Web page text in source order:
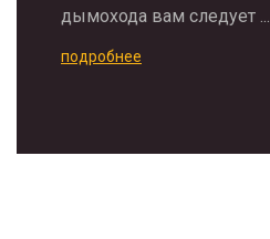
дымохода вам следует ...
подробнее